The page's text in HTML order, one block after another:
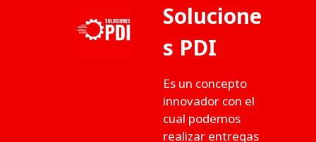
Solucione
s PDI
Es un concepto
innovador con el
cual podemos
realizar entregas